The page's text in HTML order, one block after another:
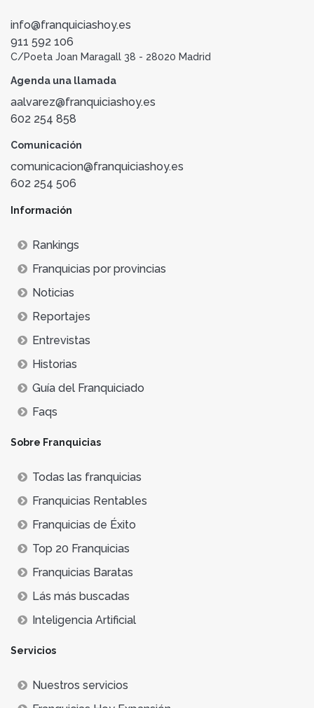
info@franquiciashoy.es
911 592 106
C/Poeta Joan Maragall 38 - 28020 Madrid
Agenda una llamada
aalvarez@franquiciashoy.es
602 254 858
Comunicación
comunicacion@franquiciashoy.es
602 254 506
Información
Rankings
Franquicias por provincias
Noticias
Reportajes
Entrevistas
Historias
Guía del Franquiciado
Faqs
Sobre Franquicias
Todas las franquicias
Franquicias Rentables
Franquicias de Éxito
Top 20 Franquicias
Franquicias Baratas
Lás más buscadas
Inteligencia Artificial
Servicios
Nuestros servicios